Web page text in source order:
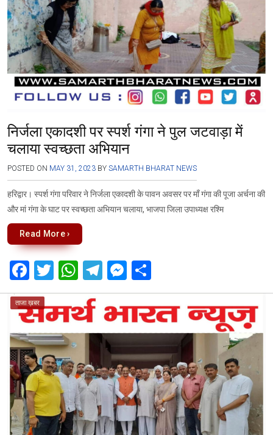
निर्जला एकादशी पर स्पर्श गंगा ने पुल जटवाड़ा में
चलाया स्वच्छता अभियान
POSTED ON MAY 31, 2023 BY SAMARTH BHARAT NEWS
हरिद्वार। स्पर्श गंगा परिवार ने निर्जला एकादशी के पावन अवसर पर माँ गंगा की पूजा अर्चना की
और मां गंगा के घाट पर स्वच्छता अभियान चलाया, भाजपा जिला उपाध्यक्ष रश्मि
Read More ›
F
a
ce
b
o
o
k
T
wi
tt
er
W
h
at
s
p
p
T
el
e
gr
a
m
M
es
se
n
g
er
h
ar
e
ताजा ख़बर